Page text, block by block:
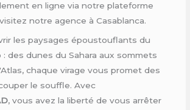
en ligne via notre plateforme
notre agence à Casablanca.
les paysages époustouflants du
: des dunes du Sahara aux sommets
chaque virage vous promet des
le souffle. Avec
, vous avez la liberté de vous arrêter